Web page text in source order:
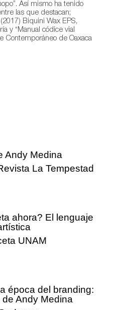
Así mismo ha tenido
las que destacan;
Biquini Wax EPS,
y “Manual códice vial
Contemporáneo de Oaxaca
Andy Medina
La Tempestad
ahora? El lenguaje
UNAM
época del branding:
Andy Medina